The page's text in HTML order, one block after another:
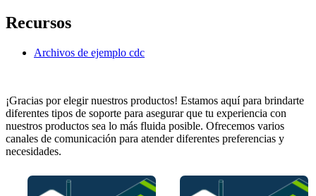
Recursos
Archivos de ejemplo cdc
¡Gracias por elegir nuestros productos! Estamos aquí para brindarte
diferentes tipos de soporte para asegurar que tu experiencia con
nuestros productos sea lo más fluida posible. Ofrecemos varios
canales de comunicación para atender diferentes preferencias y
necesidades.